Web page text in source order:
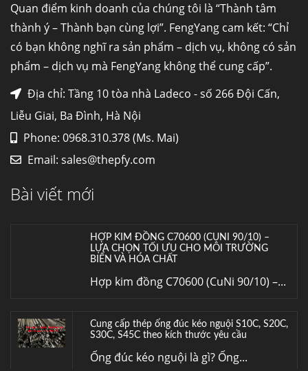
Quan điểm kinh doanh của chúng tôi là “Thành tâm
thành ý – Thành bạn cùng lợi”. FengYang cam kết: “Chỉ
có bạn không nghĩ ra sản phẩm – dịch vụ, không có sản
phẩm – dịch vụ mà FengYang không thể cung cấp”.
Địa chỉ: Tầng 10 tòa nhà Ladeco - số 266 Đội Cấn,
Liễu Giai, Ba Đình, Hà Nội
Phone: 0968.310.378 (Ms. Mai)
Email: sales@thepfy.com
Bài viết mới
Fengyang là một trong những nhà
máy...
Hợp kim N06625 là gì? Giá hợp kim 625 mới
nhiệt,...
Mua inox ở đâu chất lượng giá tốt? Gọi ngay
Inox (thép không gỉ) là một trong...
HỢP KIM ĐỒNG C70600 (CUNI 90/10) –
LỰA CHỌN TỐI ƯU CHO MÔI TRƯỜNG
BIỂN VÀ HÓA CHẤT
Hợp kim đồng C70600 (CuNi 90/10) –...
Cung cấp thép ống đúc kéo nguội S10C, S20C,
S30C, S45C theo kích thước yêu cầu
Ống đúc kéo nguội là gì? Ống...